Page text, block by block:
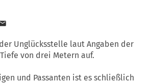
Unglücksstelle laut Angaben der
von drei Metern auf.
und Passanten ist es schließlich